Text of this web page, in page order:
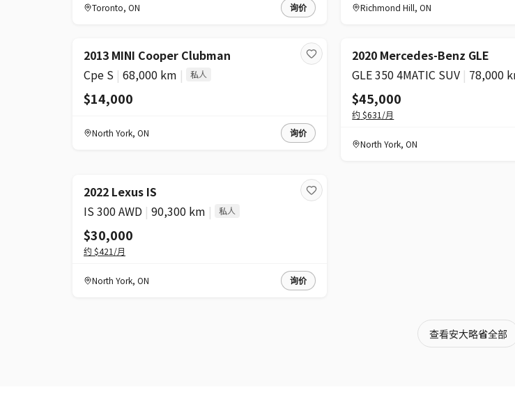
Toronto, ON 询价 Richmond Hill,ON
2013 MINI Cooper Clubman
Cpe S | 68,000 km | 私人
$14,000
North York, ON 询价
2020 Mercedes-Benz GLE
GLE 350 4MATIC SUV | 78,000
$45,000
约 $631 /月
North York,ON
2022 Lexus IS
IS 300 AWD | 90,300 km | 私人
$30,000
约 $421 /月
North York, ON 询价
查看安大略省全部